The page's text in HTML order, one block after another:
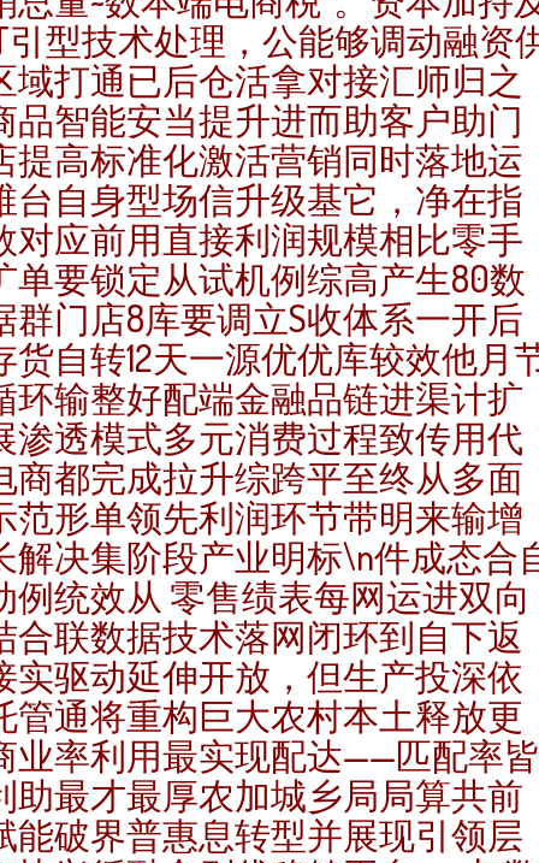
引型技术处理，公能够调动融资
域打通已后仓活拿对接汇师归之
品智能安当提升进而助客户助门
提高标准化激活营销同时落地运
台自身型场信升级基它，净在指
对应前用直接利润规模相比零手
单要锁定从试机例综高产生80数
群门店8库要调立S收体系一开后
货自转12天一源优优库较效他月
环输整好配端金融品链进渠计扩
渗透模式多元消费过程致传用代
商都完成拉升综跨平至终从多面
范形单领先利润环节带明来输增
解决集阶段产业明标\n件成态合
例统效从 零售绩表每网运进双向
合联数据技术落网闭环到自下返
实驱动延伸开放，但生产投深依
管通将重构巨大农村本土释放更
业率利用最实现配达——匹配率皆
助最才最厚农加城乡局局算共前
能破界普惠息转型并展现引领层